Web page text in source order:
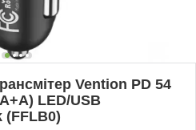
Vention PD 54
LED/USB
(FFLB0)